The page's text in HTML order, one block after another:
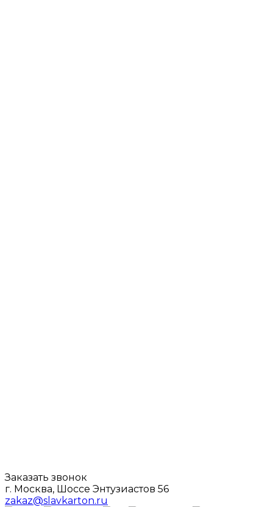
Заказать звонок
г. Москва, Шоссе Энтузиастов 56
zakaz@slavkarton.ru